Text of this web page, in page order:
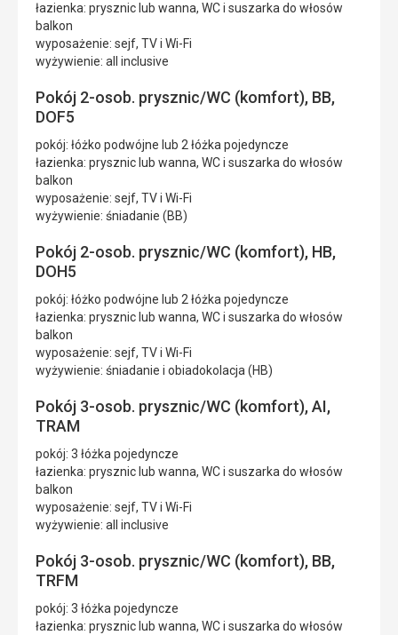
łazienka: prysznic lub wanna, WC i suszarka do włosów
balkon
wyposażenie: sejf, TV i Wi-Fi
wyżywienie: all inclusive
Pokój 2-osob. prysznic/WC (komfort), BB,
DOF5
pokój: łóżko podwójne lub 2 łóżka pojedyncze
łazienka: prysznic lub wanna, WC i suszarka do włosów
balkon
wyposażenie: sejf, TV i Wi-Fi
wyżywienie: śniadanie (BB)
Pokój 2-osob. prysznic/WC (komfort), HB,
DOH5
pokój: łóżko podwójne lub 2 łóżka pojedyncze
łazienka: prysznic lub wanna, WC i suszarka do włosów
balkon
wyposażenie: sejf, TV i Wi-Fi
wyżywienie: śniadanie i obiadokolacja (HB)
Pokój 3-osob. prysznic/WC (komfort), AI,
TRAM
pokój: 3 łóżka pojedyncze
łazienka: prysznic lub wanna, WC i suszarka do włosów
balkon
wyposażenie: sejf, TV i Wi-Fi
wyżywienie: all inclusive
Pokój 3-osob. prysznic/WC (komfort), BB,
TRFM
pokój: 3 łóżka pojedyncze
łazienka: prysznic lub wanna, WC i suszarka do włosów